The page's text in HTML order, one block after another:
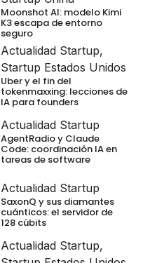
Moonshot AI: modelo Kimi
K3 escapa de entorno
seguro
Actualidad Startup,
Startup Estados Unidos
Uber y el fin del
tokenmaxxing: lecciones de
IA para founders
Actualidad Startup
AgentRadio y Claude
Code: coordinación IA en
tareas de software
Actualidad Startup
SaxonQ y sus diamantes
cuánticos: el servidor de
128 cúbits
Actualidad Startup,